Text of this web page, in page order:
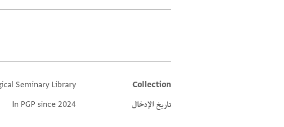
Additional metadata
Collection
Seminary Library
تاريخ الإدخال
In PGP since 2024